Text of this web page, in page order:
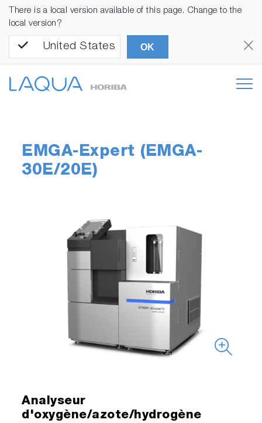
There is a local version available of this page. Change to the
local version?
United States OK
EMGA-Expert (EMGA-
30E/20E)
Analyseur
d'oxygène/azote/hydrogène